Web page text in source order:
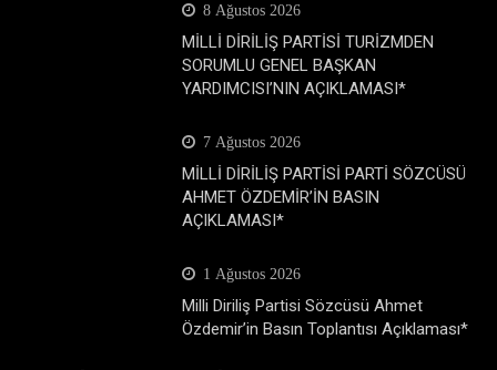
8 Ağustos 2026
MİLLİ DİRİLİŞ PARTİSİ TURİZMDEN
SORUMLU GENEL BAŞKAN
YARDIMCISI’NIN AÇIKLAMASI*
7 Ağustos 2026
MİLLİ DİRİLİŞ PARTİSİ PARTİ SÖZCÜSÜ
AHMET ÖZDEMİR’İN BASIN
AÇIKLAMASI*
1 Ağustos 2026
Milli Diriliş Partisi Sözcüsü Ahmet
Özdemir’in Basın Toplantısı Açıklaması*